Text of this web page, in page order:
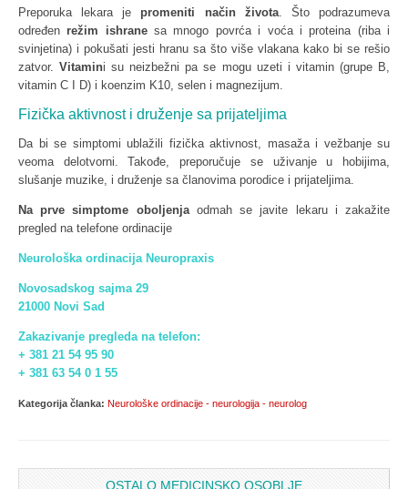
Preporuka lekara je promeniti način života. Što podrazumeva
određen režim ishranesa mnogo povrća i voća i proteina (riba i
svinjetina) i pokušati jesti hranu sa što više vlakana kako bi se rešio
zatvor.Vitamini su neizbežni pa se mogu uzeti i vitamin (grupe B,
vitamin C I D) i koenzim K10, selen i magnezijum.
Fizička aktivnost i druženje sa prijateljima
Da bi se simptomi ublažili fizička aktivnost, masaža i vežbanje su
veoma delotvorni. Takođe, preporučuje se uživanje u hobijima,
slušanje muzike, i druženje sa članovima porodice i prijateljima.
Na prve simptome oboljenjaodmah se javite lekaru i zakažite
pregled na telefone ordinacije
Neurološka ordinacija Neuropraxis
Novosadskog sajma 29
21000 Novi Sad
Zakazivanje pregleda na telefon:
+ 381 21 54 95 90
+ 381 63 54 0 1 55
Kategorija članka: Neurološke ordinacije - neurologija - neurolog
OSTALO MEDICINSKO OSOBLJE